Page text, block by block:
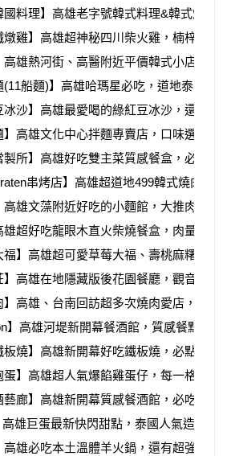
國料理】高雄老字號韓式料理&韓式燒肉
燉雞】高雄超神秘四川柴火雞，楠梓高
高雄熱河街、高醫附近平價韓式小店，
(11船麵)】高雄哈瑪星必吃，道地泰國船
冰沙】高雄最愛喝的綠紅豆冰沙，還可
】高雄文化中心拌麵專賣店，口味選擇
製所】高雄好吃雙主菜質感餐盒，必吃
串烤店】高雄超道地499韓式燒肉吃
高雄文藻附近好吃的小麵館，大推肉燥
雄超好吃龍眼木直火柴燒餐盒，肉量滿
福】高雄超可愛草莓大福、壽桃麻糬，
】高雄在地隱藏版後花園餐廳，觀音山
】高雄、台南回訪超多次燒肉愛店，必
】高雄河堤新開幕餐酒館，質感餐點、
板燒】高雄新開幕好吃鐵板燒，必點雙人
蛋】高雄超人氣爆餡雞蛋仔，每一格餡料
藝廊】高雄新開幕質感餐酒館，必吃超強
高雄巨蛋最新快閃甜點，泰國人氣造型冰
高雄必吃本土溫體羊火鍋，還有超強烤